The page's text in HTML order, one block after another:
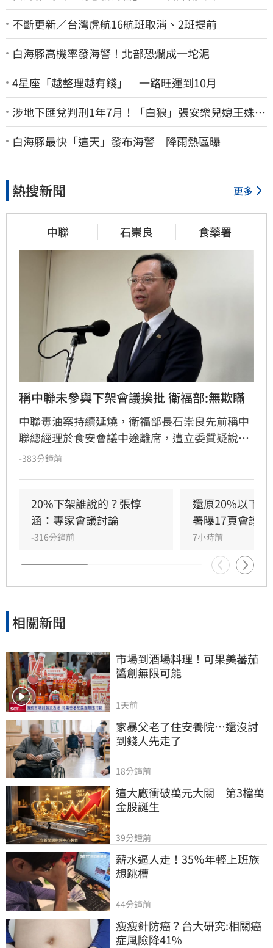
不斷更新／台灣虎航16航班取消、2班提前
白海豚高機率發海警！北部恐爛成一坨泥
4星座「越整理越有錢」 一路旺運到10月
涉地下匯兌判刑1年7月！「白狼」張安樂兒媳王姝茵
北檢報到、今發監執行
白海豚最快「這天」發布海警 降雨熱區曝
熱搜新聞 更多
中聯 石崇良 食藥署
稱中聯未參與下架會議挨批 衛福部:無欺瞞
中聯毒油案持續延燒，衛福部長石崇良先前稱中
聯總經理於食安會議中途離席，遭立委質疑說謊
並要求下台。衛福部今日正式澄清，石部長當日
誤導大眾。衛福部強調，該份紀錄已完整公開於
食藥署中聯油品專區，未來將以更謹慎態度回應
各界疑問。（記者：簡浩正）
-383分鐘前
20%下架誰說的？張惇
涵：專家會議討論
-316分鐘前
還原20%以下
署曝17頁會議
7小時前
相關新聞
市場到酒場料理！可果美蕃茄
醬創無限可能
1天前
家暴父老了住安養院…還沒討
到錢人先走了
18分鐘前
這大廠衝破萬元大關　第3檔萬
金股誕生
39分鐘前
薪水逼人走！35％年輕上班族
想跳槽
44分鐘前
瘦瘦針防癌？台大研究:相關癌
症風險降41%